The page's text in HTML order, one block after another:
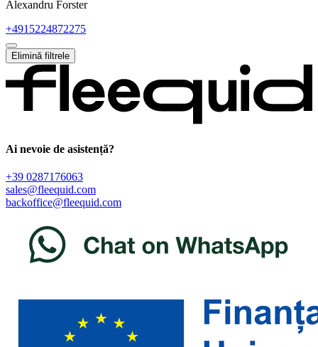
Alexandru Forster
+4915224872275
Elimină filtrele
Ai nevoie de asistență?
+39 0287176063
sales@fleequid.com
backoffice@fleequid.com